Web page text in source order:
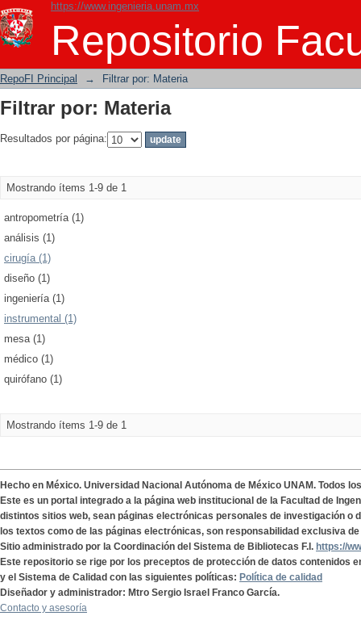
https://www.ingenieria.unam.mx
Repositorio
Filtrar por: Materia
RepoFI Principal → Filtrar por: Materia
Filtrar por: Materia
Resultados por página:
Mostrando ítems 1-9 de 1
antropometría (1)
análisis (1)
cirugía (1)
diseño (1)
ingeniería (1)
instrumental (1)
mesa (1)
médico (1)
quirófano (1)
Mostrando ítems 1-9 de 1
Hecho en México. Universidad Nacional Autónoma de México UNAM. Todos
Este es un portal integrado a la página web institucional de la Facultad de
distintos sitios web, sean páginas electrónicas personales de investigación o
los textos como de las páginas electrónicas, son responsabilidad exclusiva
Sitio administrado por la Coordinación del Sistema de Bibliotecas F.I. https://
Este repositorio se rige por los preceptos de protección de datos contenidos
y el Sistema de Calidad con las siguientes políticas: Política de calidad
Diseñador y administrador: Mtro Sergio Israel Franco García.
Contacto y asesoría